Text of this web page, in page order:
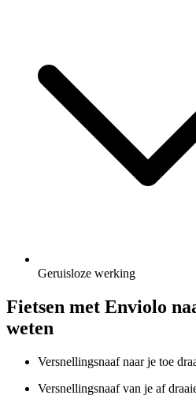
Geruisloze werking
Fietsen met Enviolo
weten
Versnellingsnaaf naar je toe
Versnellingsnaaf van je af